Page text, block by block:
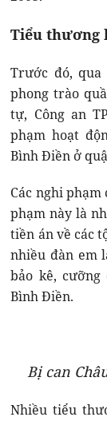
Tiểu thương
Trước đó,
phong trào
tự, Công an
phạm hoạt
Bình Điền ở
Các nghi
phạm này là
tiền án về các
nhiều đàn em
bảo kê,
Bình Điền.
Bị can
Nhiều tiểu